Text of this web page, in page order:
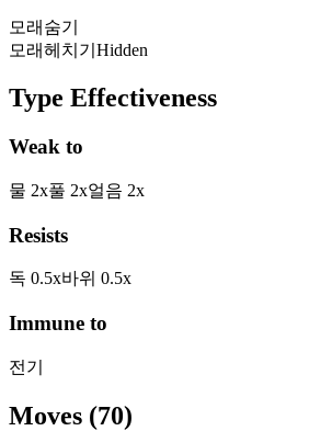
모래숨기
모래헤치기 Hidden
Type Effectiveness
Weak to
물 2x풀 2x얼음 2x
Resists
독 0.5x바위 0.5x
Immune to
전기
Moves (70)